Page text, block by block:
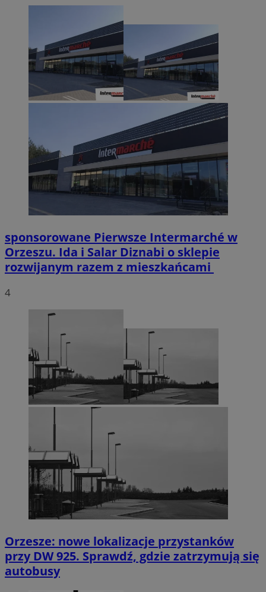
sponsorowane Pierwsze Intermarché w
Orzeszu. Ida i Salar Diznabi o sklepie
rozwijanym razem z mieszkańcami
4
Orzesze: nowe lokalizacje przystanków
przy DW 925. Sprawdź, gdzie zatrzymują się
autobusy